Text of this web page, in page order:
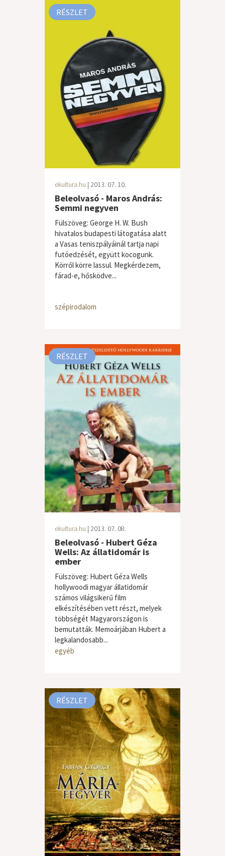
RÉSZLET
ekultura.hu | 2013. 07. 10.
Beleolvasó - Maros András:
Semmi negyven
Fülszöveg: George H. W. Bush
hivatalos budapesti látogatása alatt
a Vasas teniszpályáinál tartja napi
futóedzését, együtt kocogunk.
Körről körre lassul. Megkérdezem,
fárad-e, hősködve...
szépirodalom
RÉSZLET
ekultura.hu | 2013. 07. 08.
Beleolvasó - Hubert Géza
Wells: Az állatidomár is
ember
Fülszöveg: Hubert Géza Wells
hollywoodi magyar állatidomár
számos világsikerű film
elkészítésében vett részt, melyek
többségét Magyarországon is
bemutatták. Memoárjában Hubert a
legkalandosabb...
egyéb
RÉSZLET